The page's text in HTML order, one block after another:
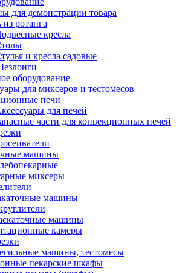
для демонстрации товара
ротанга
кресла
и кресла садовые
оборудование
для миксеров и тестомесов
печи
для печей
части для конвекционных печей
машины
миксеры
машины
машины
камеры
машины, тестомесы
пекарские шкафы